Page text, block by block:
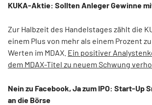
KUKA-Aktie: Sollten Anleger Gewinne
Zur Halbzeit des Handelstages zählt die
einem Plus von mehr als einem Prozent
Werten im MDAX. Ein positiver
dem MDAX-Titel zu neuem Schwung
Nein zu Facebook, Ja zum IPO: Start-Up
an die Börse